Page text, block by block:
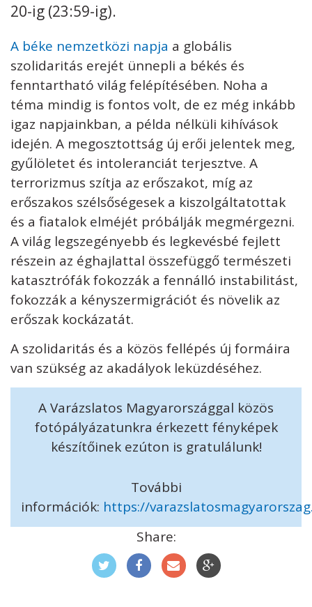
20-ig (23:59-ig).
A béke nemzetközi napja a globális
szolidaritás erejét ünnepli a békés és
fenntartható világ felépítésében. Noha a
téma mindig is fontos volt, de ez még inkább
igaz napjainkban, a példa nélküli kihívások
idején. A megosztottság új erői jelentek meg,
gyűlöletet és intoleranciát terjesztve. A
terrorizmus szítja az erőszakot, míg az
erőszakos szélsőségesek a kiszolgáltatottak
és a fiatalok elméjét próbálják megmérgezni.
A világ legszegényebb és legkevésbé fejlett
részein az éghajlattal összefüggő természeti
katasztrófák fokozzák a fennálló instabilitást,
fokozzák a kényszermigrációt és növelik az
erőszak kockázatát.
A szolidaritás és a közös fellépés új formáira
van szükség az akadályok leküzdéséhez.
A Varázslatos Magyarországgal közös
fotópályázatunkra érkezett fényképek
készítőinek ezúton is gratulálunk!
További
információk: https://
Share: